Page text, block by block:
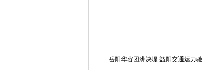
岳阳华容团洲决堤 益阳交通运力驰